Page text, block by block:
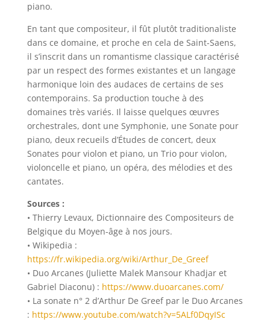
piano.
En tant que compositeur, il fût plutôt traditionaliste
dans ce domaine, et proche en cela de Saint-Saens,
il s’inscrit dans un romantisme classique caractérisé
par un respect des formes existantes et un langage
harmonique loin des audaces de certains de ses
contemporains. Sa production touche à des
domaines très variés. Il laisse quelques œuvres
orchestrales, dont une Symphonie, une Sonate pour
piano, deux recueils d’Études de concert, deux
Sonates pour violon et piano, un Trio pour violon,
violoncelle et piano, un opéra, des mélodies et des
cantates.
Sources :
• Thierry Levaux, Dictionnaire des Compositeurs de
Belgique du Moyen-âge à nos jours.
• Wikipedia :
https://fr.wikipedia.org/wiki/Arthur_De_Greef
• Duo Arcanes (Juliette Malek Mansour Khadjar et
Gabriel Diaconu) : https://www.duoarcanes.com/
• La sonate n° 2 d’Arthur De Greef par le Duo Arcanes
: https://www.youtube.com/watch?v=5ALf0DqyISc